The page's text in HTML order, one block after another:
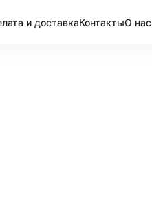
и доставкаКонтактыО нас